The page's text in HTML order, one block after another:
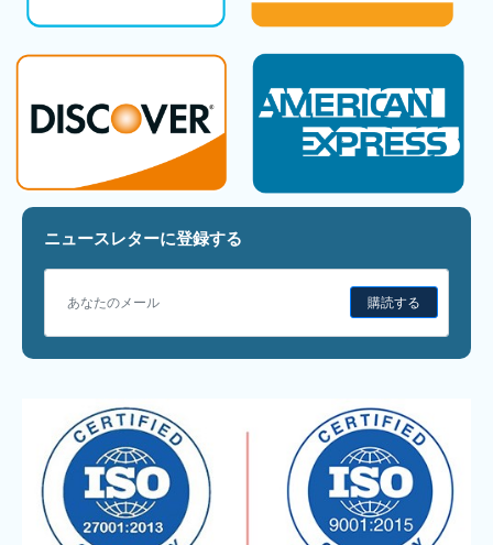
ニュースレターに登録する
購読する